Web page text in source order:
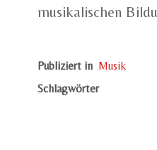
musikalischen
Publiziert in Musik
Schlagwörter